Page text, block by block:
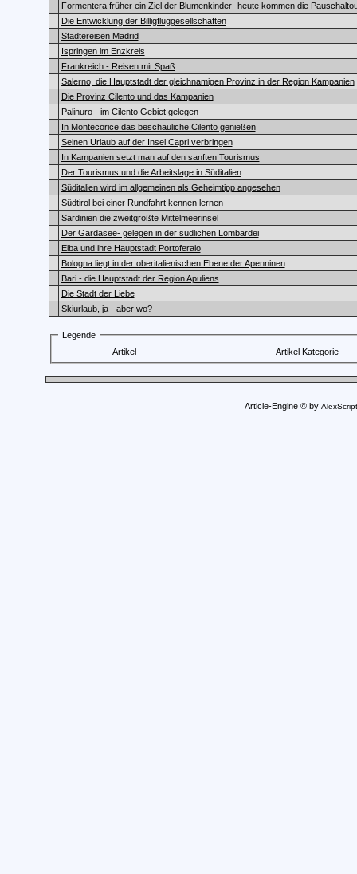
Formentera früher ein Ziel der Blumenkinder -heute kommen die
Die Entwicklung der Billigfluggesellschaften
Städtereisen Madrid
Ispringen im Enzkreis
Frankreich - Reisen mit Spaß
Salerno, die Hauptstadt der gleichnamigen Provinz in der Region Kampanien
Die Provinz Cilento und das Kampanien
Palinuro - im Cilento Gebiet gelegen
In Montecorice das beschauliche Cilento genießen
Seinen Urlaub auf der Insel Capri verbringen
In Kampanien setzt man auf den sanften Tourismus
Der Tourismus und die Arbeitslage in Süditalien
Süditalien wird im allgemeinen als Geheimtipp angesehen
Südtirol bei einer Rundfahrt kennen lernen
Sardinien die zweitgrößte Mittelmeerinsel
Der Gardasee- gelegen in der südlichen Lombardei
Elba und ihre Hauptstadt Portoferaio
Bologna liegt in der oberitalienischen Ebene der Apenninen
Bari - die Hauptstadt der Region Apuliens
Die Stadt der Liebe
Skiurlaub, ja - aber wo?
Legende
Artikel
Artikel Kategorie
Article-Engine © by